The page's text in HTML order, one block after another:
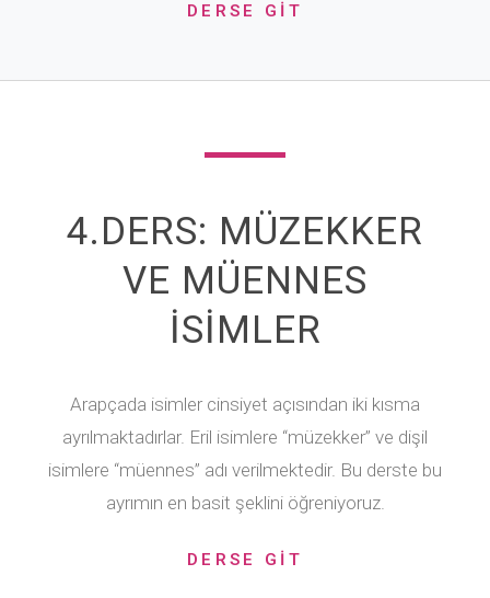
DERSE GİT
4.DERS: MÜZEKKER
VE MÜENNES
İSİMLER
Arapçada isimler cinsiyet açısından iki kısma
ayrılmaktadırlar. Eril isimlere “müzekker” ve dişil
isimlere “müennes” adı verilmektedir. Bu derste bu
ayrımın en basit şeklini öğreniyoruz.
DERSE GİT